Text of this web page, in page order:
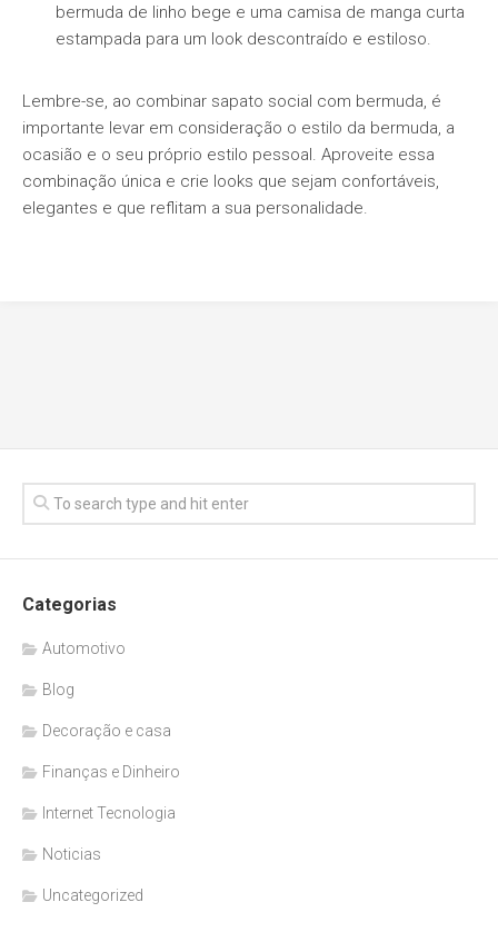
bermuda de linho bege e uma camisa de manga curta
estampada para um look descontraído e estiloso.
Lembre-se, ao combinar sapato social com bermuda, é
importante levar em consideração o estilo da bermuda, a
ocasião e o seu próprio estilo pessoal. Aproveite essa
combinação única e crie looks que sejam confortáveis,
elegantes e que reflitam a sua personalidade.
Categorias
Automotivo
Blog
Decoração e casa
Finanças e Dinheiro
Internet Tecnologia
Noticias
Uncategorized